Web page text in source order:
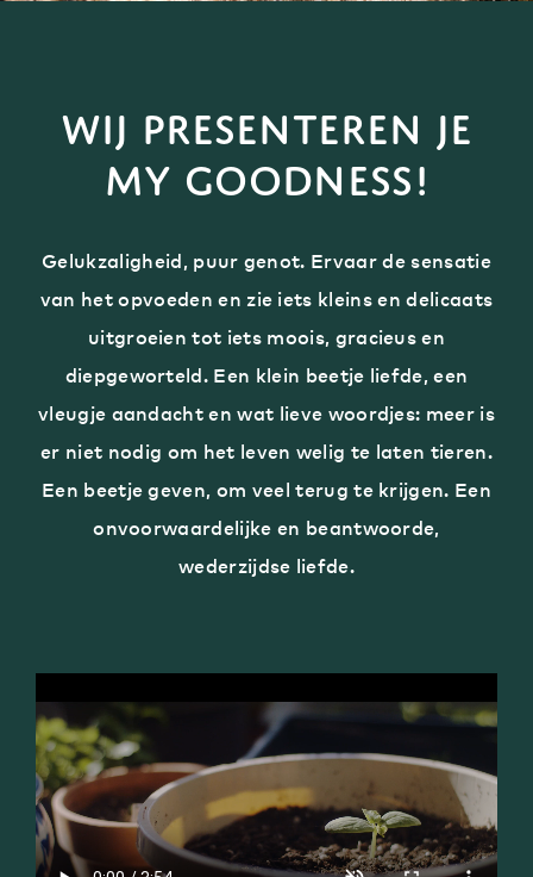
Wij presenteren je
My Goodness!
Gelukzaligheid, puur genot. Ervaar de sensatie
van het opvoeden en zie iets kleins en delicaats
uitgroeien tot iets moois, gracieus en
diepgeworteld. Een klein beetje liefde, een
vleugje aandacht en wat lieve woordjes: meer is
er niet nodig om het leven welig te laten tieren.
Een beetje geven, om veel terug te krijgen. Een
onvoorwaardelijke en beantwoorde,
wederzijdse liefde.